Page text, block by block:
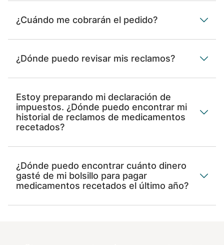
¿Cuándo me cobrarán el pedido?
¿Dónde puedo revisar mis reclamos?
Estoy preparando mi declaración de
impuestos. ¿Dónde puedo encontrar mi
historial de reclamos de medicamentos
recetados?
¿Dónde puedo encontrar cuánto dinero
gasté de mi bolsillo para pagar
medicamentos recetados el último año?